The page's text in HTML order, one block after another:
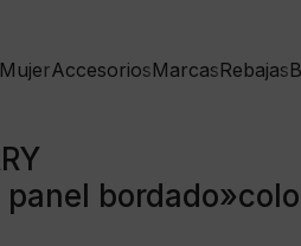
MujerAccesoriosMarcasRebajas
panel